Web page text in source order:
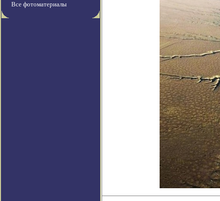
Все фотоматериалы